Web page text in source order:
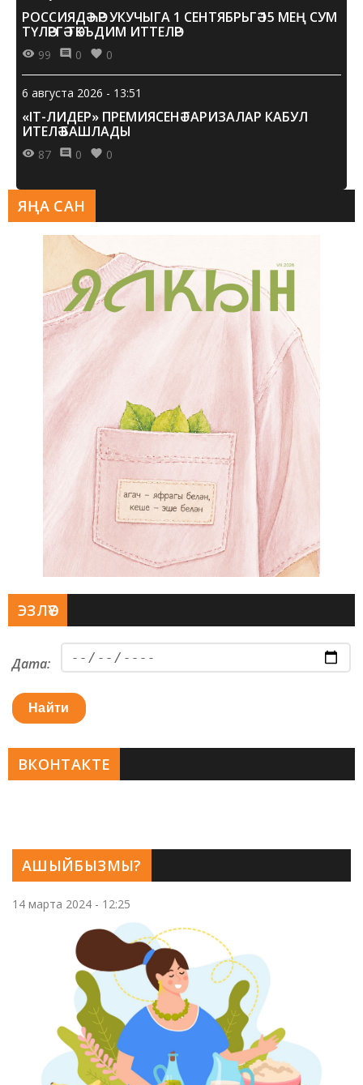
РОССИЯДӘ ҺӘР УКУЧЫГА 1 СЕНТЯБРЬГӘ 15 МЕҢ СУМ
ТҮЛӘРГӘ ТӘКЪДИМ ИТТЕЛӘР
99 0 0
6 августа 2026 - 13:51
«IT-ЛИДЕР» ПРЕМИЯСЕНӘ ГАРИЗАЛАР КАБУЛ
ИТЕЛӘ БАШЛАДЫ
87 0 0
АШЫЙБЫЗМЫ?
14 марта 2024 - 12:25
ЯҢА САН
ЭЗЛӘҮ
Дата:
Найти
ВКОНТАКТЕ